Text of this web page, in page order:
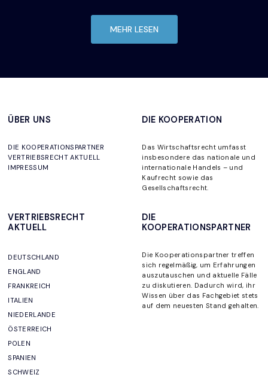
MEHR LESEN
ÜBER UNS
DIE KOOPERATIONSPARTNER
VERTRIEBSRECHT AKTUELL
IMPRESSUM
DIE KOOPERATION
Das Wirtschaftsrecht umfasst
insbesondere das nationale und
internationale Handels – und
Kaufrecht sowie das
Gesellschaftsrecht.
VERTRIEBSRECHT
AKTUELL
DEUTSCHLAND
ENGLAND
FRANKREICH
ITALIEN
NIEDERLANDE
ÖSTERREICH
POLEN
SPANIEN
SCHWEIZ
DIE
KOOPERATIONSPARTNER
Die Kooperationspartnertreffen
sich regelmäßig, um Erfahrungen
auszutauschen und aktuelle Fälle
zu diskutieren. Dadurch wird, ihr
Wissen über das Fachgebiet stets
auf dem neuesten Stand gehalten.